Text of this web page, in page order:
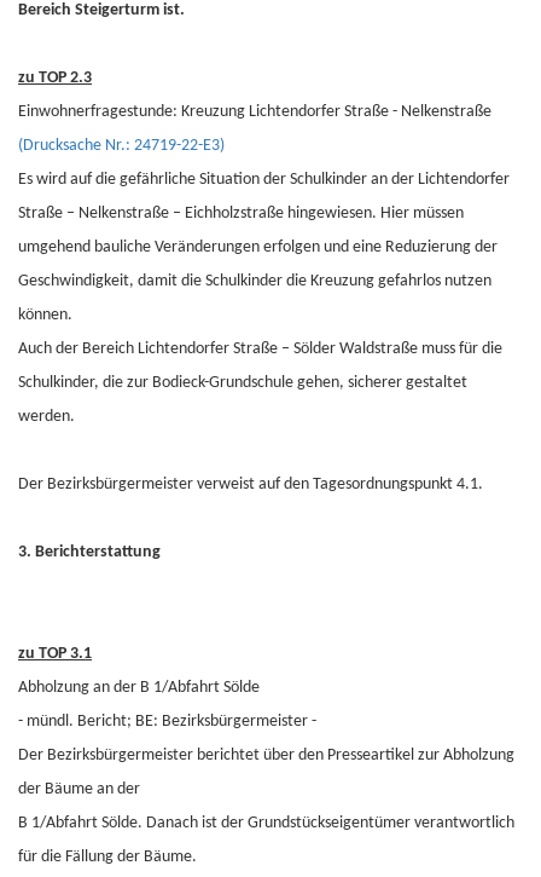
Bereich Steigerturm ist.
zu TOP 2.3
Einwohnerfragestunde: Kreuzung Lichtendorfer Straße - Nelkenstraße
(Drucksache Nr.: 24719-22-E3)
Es wird auf die gefährliche Situation der Schulkinder an der Lichtendorfer
Straße – Nelkenstraße – Eichholzstraße hingewiesen. Hier müssen
umgehend bauliche Veränderungen erfolgen und eine Reduzierung der
Geschwindigkeit, damit die Schulkinder die Kreuzung gefahrlos nutzen
können.
Auch der Bereich Lichtendorfer Straße – Sölder Waldstraße muss für die
Schulkinder, die zur Bodieck-Grundschule gehen, sicherer gestaltet
werden.
Der Bezirksbürgermeister verweist auf den Tagesordnungspunkt 4.1.
3. Berichterstattung
zu TOP 3.1
Abholzung an der B 1/Abfahrt Sölde
- mündl. Bericht; BE: Bezirksbürgermeister -
Der Bezirksbürgermeister berichtet über den Presseartikel zur Abholzung
der Bäume an der
B 1/Abfahrt Sölde. Danach ist der Grundstückseigentümer verantwortlich
für die Fällung der Bäume.